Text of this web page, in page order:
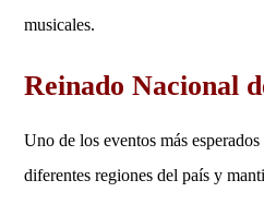
musicales.
Reinado Nacional
Uno de los eventos más
diferentes regiones del país y